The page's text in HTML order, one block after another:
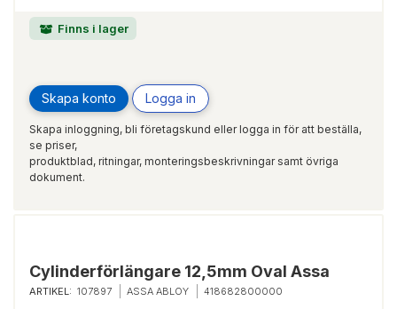
Finns i lager
Skapa konto Logga in
Skapa inloggning, bli företagskund eller logga in för att beställa,
se priser,
produktblad, ritningar, monteringsbeskrivningar samt övriga
dokument.
Cylinderförlängare 12,5mm Oval Assa
ARTIKEL: 107897 ASSA ABLOY 418682800000